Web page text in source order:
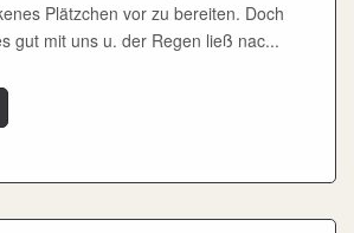
Plätzchen vor zu bereiten. Doch
gut mit uns u. der Regen ließ nac...